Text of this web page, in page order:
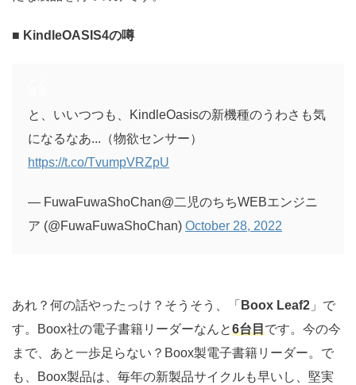
■ KindleOASIS4の噂
と、いいつつも、KindleOasisの新機種のうわさも気
になるなあ...（物欲センサー）
https://t.co/TvumpVRZpU
— FuwaFuwaShoChan@二児のちちWEBエンジニ
ア (@FuwaFuwaShoChan) October 28, 2022
あれ？何の話やったっけ？そうそう、「 Boox Leaf2 」で
す。Boox社の電子書籍リーダーなんと6台目です。今の今
まで、あと一歩足らない？Boox製電子書籍リーダー。で
も、Boox製品は、毎年の新製品サイクルも早いし、堅実